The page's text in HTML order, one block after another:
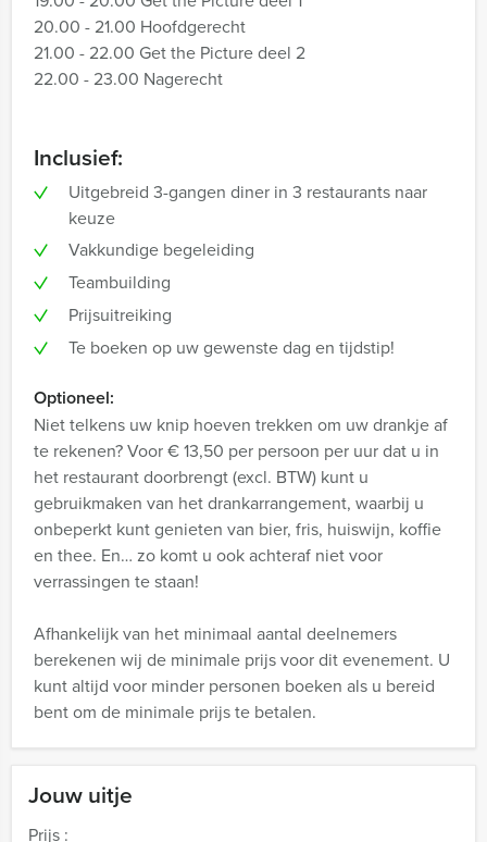
Jouw uitje
Prijs :
20.00 - 21.00 Hoofdgerecht
21.00 - 22.00 Get the Picture deel 2
22.00 - 23.00 Nagerecht
Inclusief:
Uitgebreid 3-gangen diner in 3 restaurants naar
keuze
Vakkundige begeleiding
Teambuilding
Prijsuitreiking
Te boeken op uw gewenste dag en tijdstip!
Optioneel:
Niet telkens uw knip hoeven trekken om uw drankje af
te rekenen? Voor € 13,50 per persoon per uur dat u in
het restaurant doorbrengt (excl. BTW) kunt u
gebruikmaken van het drankarrangement, waarbij u
onbeperkt kunt genieten van bier, fris, huiswijn, koffie
en thee. En… zo komt u ook achteraf niet voor
verrassingen te staan!
Afhankelijk van het minimaal aantal deelnemers
berekenen wij de minimale prijs voor dit evenement. U
kunt altijd voor minder personen boeken als u bereid
bent om de minimale prijs te betalen.